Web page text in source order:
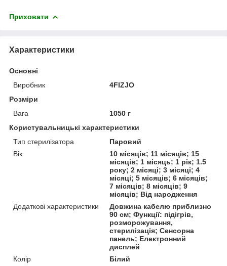
Приховати
Характеристики
Основні
Виробник
4FIZJO
Розміри
Вага
1050 г
Користувальницькі характеристики
Тип стерилізатора
Паровий
Вік
10 місяців; 11 місяців; 15
місяців; 1 місяць; 1 рік; 1.5
року; 2 місяці; 3 місяці; 4
місяці; 5 місяців; 6 місяців;
7 місяців; 8 місяців; 9
місяців; Від народження
Додаткові характеристики
Довжина кабелю приблизно
90 см; Функції: підігрів,
розморожування,
стерилізація; Сенсорна
панель; Електронний
дисплей
Колір
Білий